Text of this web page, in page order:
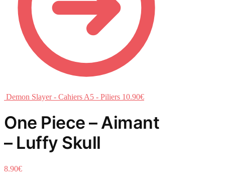
Demon Slayer - Cahiers A5 - Piliers 10.90€
One Piece – Aimant
– Luffy Skull
8.90€